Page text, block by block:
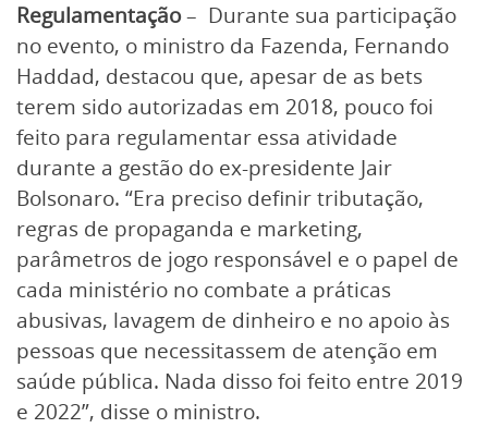
Regulamentação– Durante sua participação
no evento, o ministro da Fazenda, Fernando
Haddad, destacou que, apesar de as bets
terem sido autorizadas em 2018, pouco foi
feito para regulamentar essa atividade
durante a gestão do ex-presidente Jair
Bolsonaro. “Era preciso definir tributação,
regras de propaganda e marketing,
parâmetros de jogo responsável e o papel de
cada ministério no combate a práticas
abusivas, lavagem de dinheiro e no apoio às
pessoas que necessitassem de atenção em
saúde pública. Nada disso foi feito entre 2019
e 2022”, disse o ministro.